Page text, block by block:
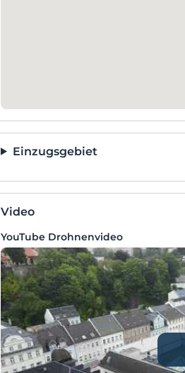
Einzugsgebiet
Video
YouTube Drohnenvideo